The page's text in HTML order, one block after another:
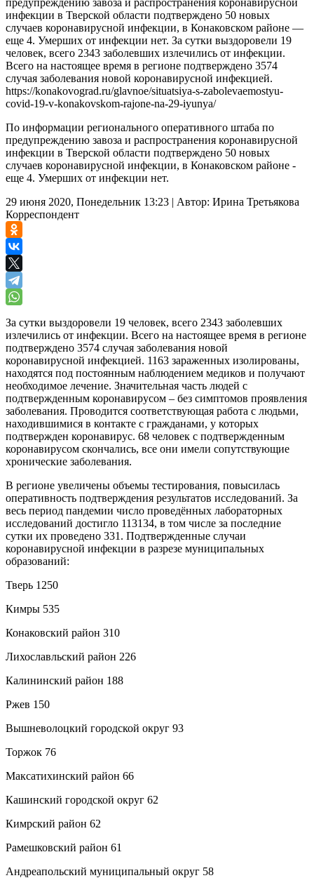
инфекции в Тверской области подтверждено 50 новых
случаев коронавирусной инфекции, в Конаковском районе —
еще 4. Умерших от инфекции нет. За сутки выздоровели 19
человек, всего 2343 заболевших излечились от инфекции.
Всего на настоящее время в регионе подтверждено 3574
случая заболевания новой коронавирусной инфекцией.
https://konakovograd.ru/glavnoe/situatsiya-s-zabolevaemostyu-
covid-19-v-konakovskom-rajone-na-29-iyunya/
По информации регионального оперативного штаба по
предупреждению завоза и распространения коронавирусной
инфекции в Тверской области подтверждено 50 новых
случаев коронавирусной инфекции, в Конаковском районе -
еще 4. Умерших от инфекции нет.
29 июня 2020, Понедельник 13:23 | Автор: Ирина Третьякова
Корреспондент
За сутки выздоровели 19 человек, всего 2343 заболевших
излечились от инфекции. Всего на настоящее время в регионе
подтверждено 3574 случая заболевания новой
коронавирусной инфекцией. 1163 зараженных изолированы,
находятся под постоянным наблюдением медиков и получают
необходимое лечение. Значительная часть людей с
подтвержденным коронавирусом – без симптомов проявления
заболевания. Проводится соответствующая работа с людьми,
находившимися в контакте с гражданами, у которых
подтвержден коронавирус. 68 человек с подтвержденным
коронавирусом скончались, все они имели сопутствующие
хронические заболевания.
В регионе увеличены объемы тестирования, повысилась
оперативность подтверждения результатов исследований. За
весь период пандемии число проведённых лабораторных
исследований достигло 113134, в том числе за последние
сутки их проведено 331. Подтвержденные случаи
коронавирусной инфекции в разрезе муниципальных
образований:
Тверь 1250
Кимры 535
Конаковский район 310
Лихославльский район 226
Калининский район 188
Ржев 150
Вышневолоцкий городской округ 93
Торжок 76
Максатихинский район 66
Кашинский городской округ 62
Кимрский район 62
Рамешковский район 61
Андреапольский муниципальный округ 58